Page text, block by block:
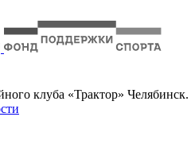
клуба «Трактор» Челябинск.